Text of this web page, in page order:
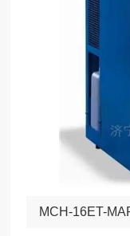
MCH-16ET-